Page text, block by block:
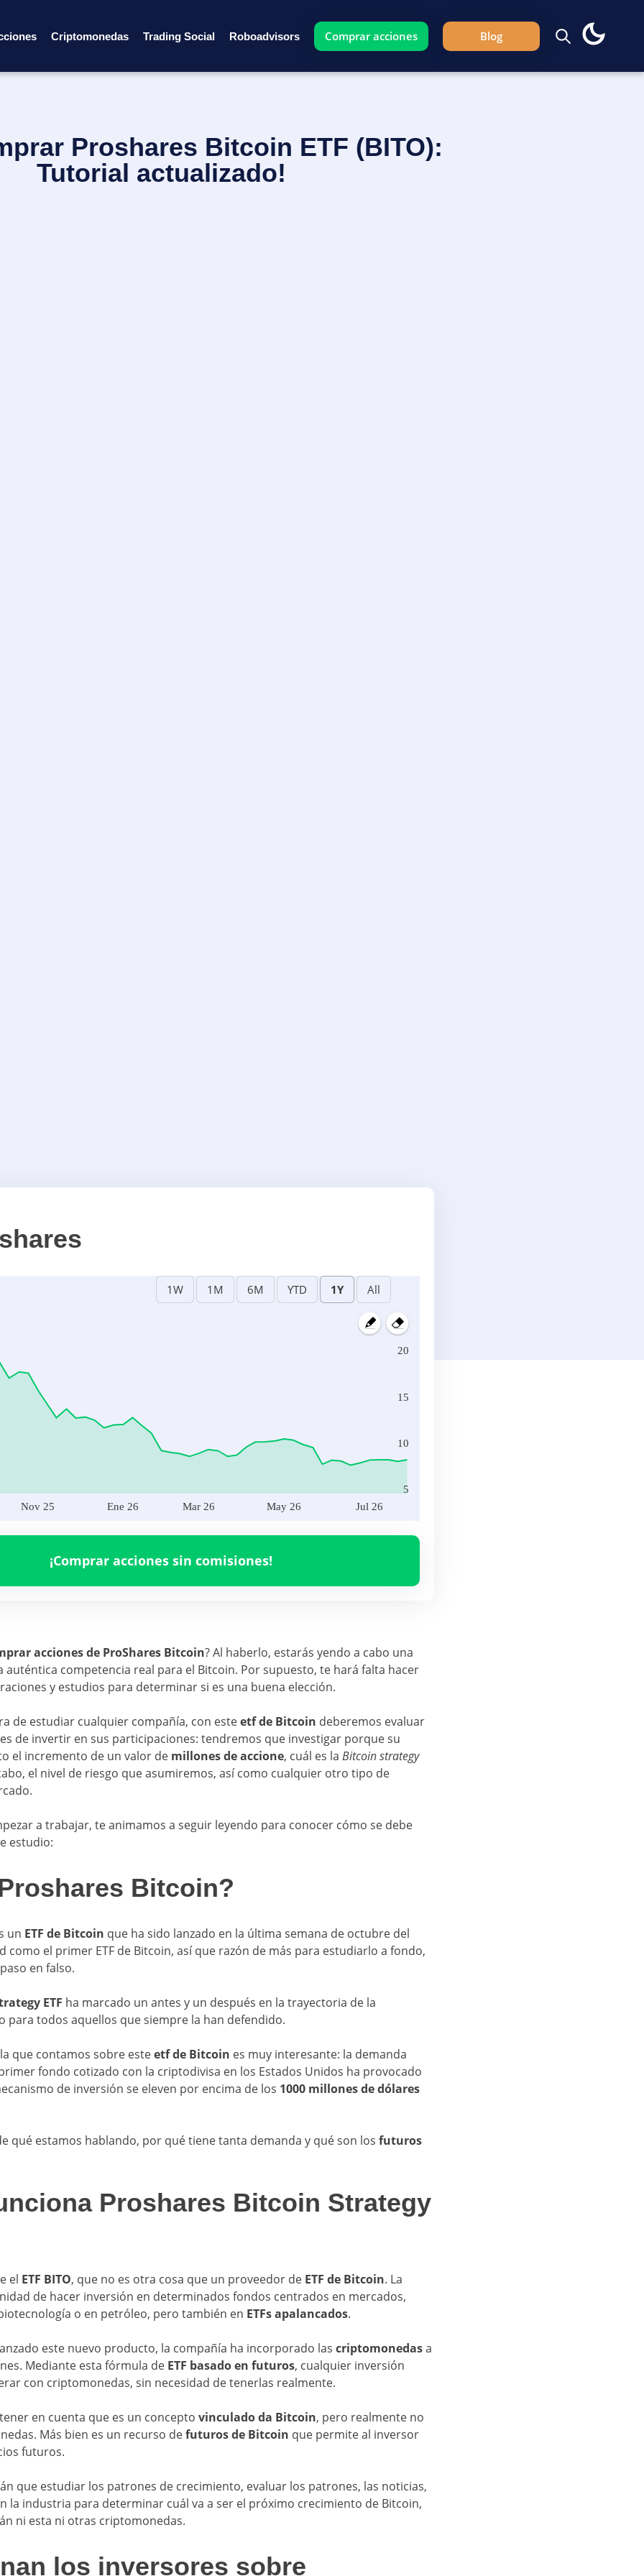
Criptomonedas Trading Social Roboadvisors Comprar acciones Blog
Proshares Bitcoin ETF (BITO):
Tutorial actualizado!
Nov 25 Ene 26 Mar 26 May 26 Jul 26
5
10
15
20
¡Comprar acciones sin comisiones!
acciones de ProShares Bitcoin? Al haberlo, estarás yendo a cabo una
auténtica competencia real para el Bitcoin. Por supuesto, te hará falta hacer
y estudios para determinar si es una buena elección.
de estudiar cualquier compañía, con esteetf de Bitcoin deberemos evaluar
de invertir en sus participaciones: tendremos que investigar porque su
el incremento de un valor de millones de accione, cuál es la Bitcoin strategy
el nivel de riesgo que asumiremos, así como cualquier otro tipo de
a trabajar, te animamos a seguir leyendo para conocer cómo se debe
estudio:
Bitcoin?
un ETF de Bitcoin que ha sido lanzado en la última semana de octubre del
como el primer ETF de Bitcoin, así que razón de más para estudiarlo a fondo,
en falso.
ETF ha marcado un antes y un después en la trayectoria de la
para todos aquellos que siempre la han defendido.
que contamos sobre esteetf de Bitcoin es muy interesante: la demanda
fondo cotizado con la criptodivisa en los Estados Unidos ha provocado
de inversión se eleven por encima de los 1000 millones de dólares
qué estamos hablando, por qué tiene tanta demanda y qué son los futuros
Proshares Bitcoin Strategy
el ETF BITO, que no es otra cosa que un proveedor de ETF de Bitcoin. La
de hacer inversión en determinados fondos centrados en mercados,
o en petróleo, pero también en ETFs apalancados.
este nuevo producto, la compañía ha incorporado las criptomonedasa
Mediante esta fórmula de ETF basado en futuros, cualquier inversión
con criptomonedas, sin necesidad de tenerlas realmente.
en cuenta que es un concepto vinculado da Bitcoin, pero realmente no
Más bien es un recurso defuturos de Bitcoin que permite al inversor
futuros.
que estudiar los patrones de crecimiento, evaluar los patrones, las noticias,
la industria para determinar cuál va a ser el próximo crecimiento de Bitcoin,
ni esta ni otras criptomonedas.
los inversores sobre